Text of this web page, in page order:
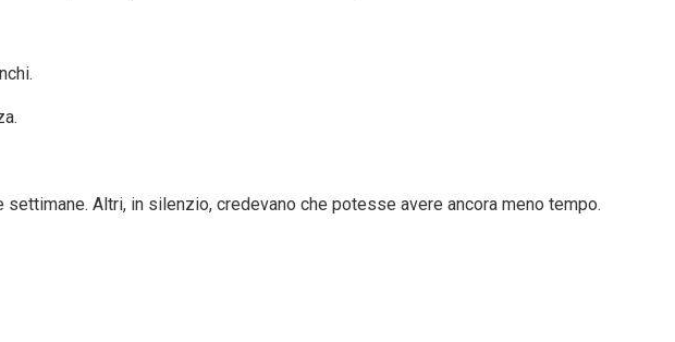
Altri, in silenzio, credevano che potesse avere ancora meno tempo.